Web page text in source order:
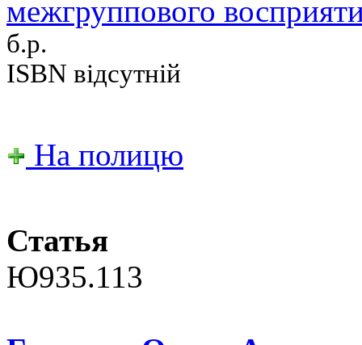
межгруппового
б.р.
ISBN відсутній
На полицю
Статья
Ю935.113